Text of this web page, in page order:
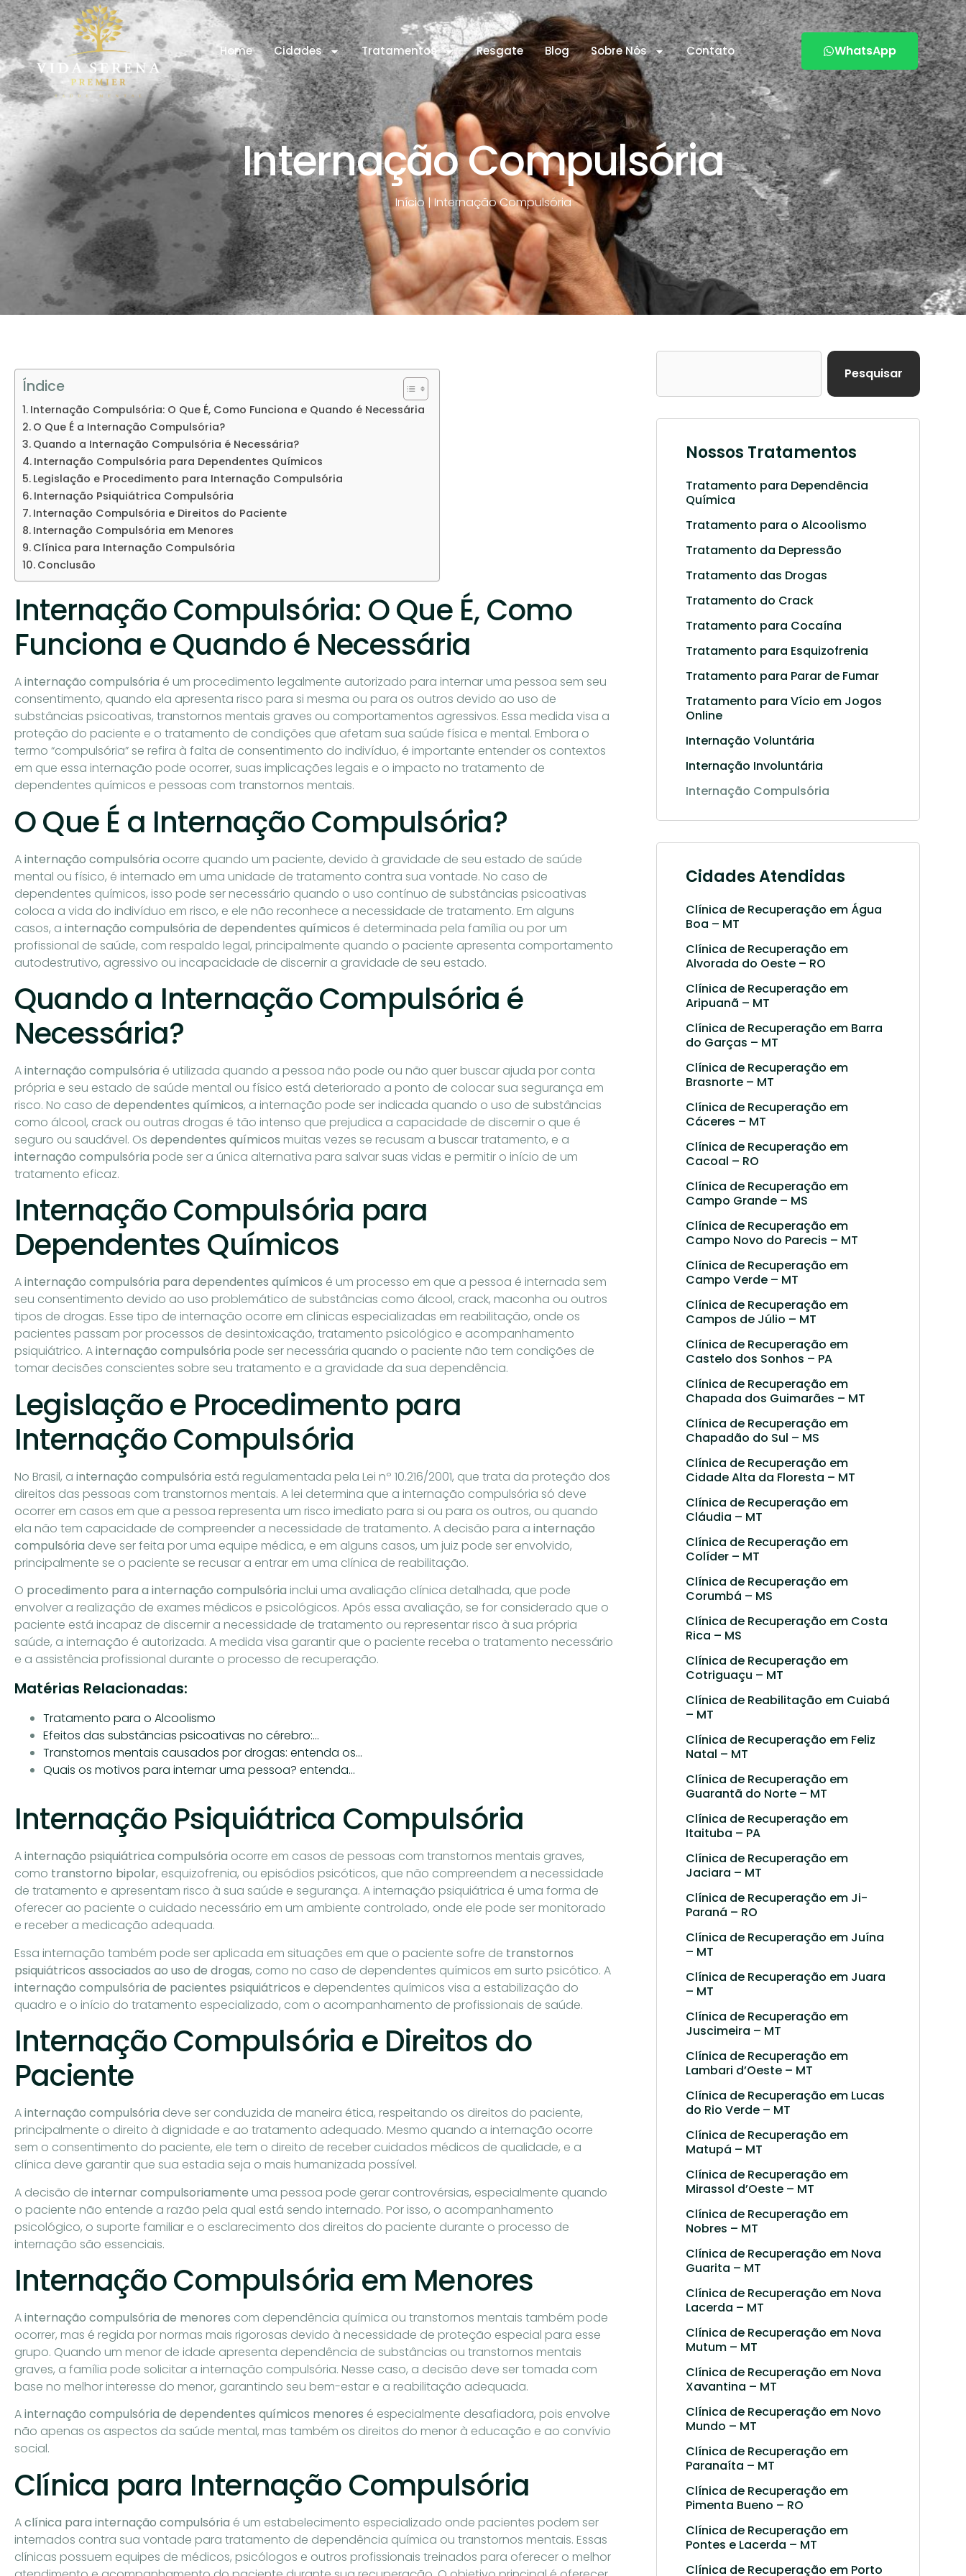
Home Cidades Tratamentos Resgate Blog Sobre Nós Contato WhatsApp
Internação Compulsória
Início| Internação Compulsória
Índice
Internação Compulsória: O Que É, Como Funciona e Quando é Necessária
O Que É a Internação Compulsória?
Quando a Internação Compulsória é Necessária?
Internação Compulsória para Dependentes Químicos
Legislação e Procedimento para Internação Compulsória
Internação Psiquiátrica Compulsória
Internação Compulsória e Direitos do Paciente
Internação Compulsória em Menores
Clínica para Internação Compulsória
Conclusão
Internação Compulsória: O Que É, Como
Funciona e Quando é Necessária
Ainternação compulsória é um procedimento legalmente autorizado para internar uma pessoa sem seu
consentimento, quando ela apresenta risco para si mesma ou para os outros devido ao uso de
substâncias psicoativas, transtornos mentais graves ou comportamentos agressivos. Essa medida visa a
proteção do paciente e o tratamento de condições que afetam sua saúde física e mental. Embora o
termo “compulsória” se refira à falta de consentimento do indivíduo, é importante entender os contextos
em que essa internação pode ocorrer, suas implicações legais e o impacto no tratamento de
dependentes químicos e pessoas com transtornos mentais.
O Que É a Internação Compulsória?
Ainternação compulsória ocorre quando um paciente, devido à gravidade de seu estado de saúde
mental ou físico, é internado em uma unidade de tratamento contra sua vontade. No caso de
dependentes químicos, isso pode ser necessário quando o uso contínuo de substâncias psicoativas
coloca a vida do indivíduo em risco, e ele não reconhece a necessidade de tratamento. Em alguns
casos, a internação compulsória de dependentes químicos é determinada pela família ou por um
profissional de saúde, com respaldo legal, principalmente quando o paciente apresenta comportamento
autodestrutivo, agressivo ou incapacidade de discernir a gravidade de seu estado.
Quando a Internação Compulsória é
Necessária?
Ainternação compulsória é utilizada quando a pessoa não pode ou não quer buscar ajuda por conta
própria e seu estado de saúde mental ou físico está deteriorado a ponto de colocar sua segurança em
risco. No caso de dependentes químicos, a internação pode ser indicada quando o uso de substâncias
como álcool, crack ou outras drogas é tão intenso que prejudica a capacidade de discernir o que é
seguro ou saudável. Os dependentes químicos muitas vezes se recusam a buscar tratamento, e a
internação compulsória pode ser a única alternativa para salvar suas vidas e permitir o início de um
tratamento eficaz.
Internação Compulsória para
Dependentes Químicos
Ainternação compulsória para dependentes químicos é um processo em que a pessoa é internada sem
seu consentimento devido ao uso problemático de substâncias como álcool, crack, maconha ou outros
tipos de drogas. Esse tipo de internação ocorre em clínicas especializadas em reabilitação, onde os
pacientes passam por processos de desintoxicação, tratamento psicológico e acompanhamento
psiquiátrico. Ainternação compulsória pode ser necessária quando o paciente não tem condições de
tomar decisões conscientes sobre seu tratamento e a gravidade da sua dependência.
Legislação e Procedimento para
Internação Compulsória
No Brasil, a internação compulsória está regulamentada pela Lei nº 10.216/2001, que trata da proteção dos
direitos das pessoas com transtornos mentais. A lei determina que a internação compulsória só deve
ocorrer em casos em que a pessoa representa um risco imediato para si ou para os outros, ou quando
ela não tem capacidade de compreender a necessidade de tratamento. A decisão para a internação
compulsória deve ser feita por uma equipe médica, e em alguns casos, um juiz pode ser envolvido,
principalmente se o paciente se recusar a entrar em uma clínica de reabilitação.
O procedimento para a internação compulsória inclui uma avaliação clínica detalhada, que pode
envolver a realização de exames médicos e psicológicos. Após essa avaliação, se for considerado que o
paciente está incapaz de discernir a necessidade de tratamento ou representar risco à sua própria
saúde, a internação é autorizada. A medida visa garantir que o paciente receba o tratamento necessário
e a assistência profissional durante o processo de recuperação.
Matérias Relacionadas:
Tratamento para o Alcoolismo
Efeitos das substâncias psicoativas no cérebro:…
Transtornos mentais causados por drogas: entenda os…
Quais os motivos para internar uma pessoa? entenda…
Internação Psiquiátrica Compulsória
Ainternação psiquiátrica compulsória ocorre em casos de pessoas com transtornos mentais graves,
como transtorno bipolar, esquizofrenia, ou episódios psicóticos, que não compreendem a necessidade
de tratamento e apresentam risco à sua saúde e segurança. A internação psiquiátrica é uma forma de
oferecer ao paciente o cuidado necessário em um ambiente controlado, onde ele pode ser monitorado
e receber a medicação adequada.
Essa internação também pode ser aplicada em situações em que o paciente sofre de transtornos
psiquiátricos associados ao uso de drogas, como no caso de dependentes químicos em surto psicótico. A
internação compulsória de pacientes psiquiátricos e dependentes químicos visa a estabilização do
quadro e o início do tratamento especializado, com o acompanhamento de profissionais de saúde.
Internação Compulsória e Direitos do
Paciente
Ainternação compulsória deve ser conduzida de maneira ética, respeitando os direitos do paciente,
principalmente o direito à dignidade e ao tratamento adequado. Mesmo quando a internação ocorre
sem o consentimento do paciente, ele tem o direito de receber cuidados médicos de qualidade, e a
clínica deve garantir que sua estadia seja o mais humanizada possível.
A decisão de internar compulsoriamente uma pessoa pode gerar controvérsias, especialmente quando
o paciente não entende a razão pela qual está sendo internado. Por isso, o acompanhamento
psicológico, o suporte familiar e o esclarecimento dos direitos do paciente durante o processo de
internação são essenciais.
Internação Compulsória em Menores
Ainternação compulsória de menores com dependência química ou transtornos mentais também pode
ocorrer, mas é regida por normas mais rigorosas devido à necessidade de proteção especial para esse
grupo. Quando um menor de idade apresenta dependência de substâncias ou transtornos mentais
graves, a família pode solicitar a internação compulsória. Nesse caso, a decisão deve ser tomada com
base no melhor interesse do menor, garantindo seu bem-estar e a reabilitação adequada.
Ainternação compulsória de dependentes químicos menores é especialmente desafiadora, pois envolve
não apenas os aspectos da saúde mental, mas também os direitos do menor à educação e ao convívio
social.
Clínica para Internação Compulsória
Aclínica para internação compulsória é um estabelecimento especializado onde pacientes podem ser
internados contra sua vontade para tratamento de dependência química ou transtornos mentais. Essas
clínicas possuem equipes de médicos, psicólogos e outros profissionais treinados para oferecer o melhor
Pesquisar
Nossos Tratamentos
Tratamento para Dependência
Química
Tratamento para o Alcoolismo
Tratamento da Depressão
Tratamento das Drogas
Tratamento do Crack
Tratamento para Cocaína
Tratamento para Esquizofrenia
Tratamento para Parar de Fumar
Tratamento para Vício em Jogos
Online
Internação Voluntária
Internação Involuntária
Internação Compulsória
Cidades Atendidas
Clínica de Recuperação em Água
Boa – MT
Clínica de Recuperação em
Alvorada do Oeste – RO
Clínica de Recuperação em
Aripuanã – MT
Clínica de Recuperação em Barra
do Garças – MT
Clínica de Recuperação em
Brasnorte – MT
Clínica de Recuperação em
Cáceres – MT
Clínica de Recuperação em
Cacoal – RO
Clínica de Recuperação em
Campo Grande – MS
Clínica de Recuperação em
Campo Novo do Parecis – MT
Clínica de Recuperação em
Campo Verde – MT
Clínica de Recuperação em
Campos de Júlio – MT
Clínica de Recuperação em
Castelo dos Sonhos – PA
Clínica de Recuperação em
Chapada dos Guimarães – MT
Clínica de Recuperação em
Chapadão do Sul – MS
Clínica de Recuperação em
Cidade Alta da Floresta – MT
Clínica de Recuperação em
Cláudia – MT
Clínica de Recuperação em
Colíder – MT
Clínica de Recuperação em
Corumbá – MS
Clínica de Recuperação em Costa
Rica – MS
Clínica de Recuperação em
Cotriguaçu – MT
Clínica de Reabilitação em Cuiabá
– MT
Clínica de Recuperação em Feliz
Natal – MT
Clínica de Recuperação em
Guarantã do Norte – MT
Clínica de Recuperação em
Itaituba – PA
Clínica de Recuperação em
Jaciara – MT
Clínica de Recuperação em Ji-
Paraná – RO
Clínica de Recuperação em Juína
– MT
Clínica de Recuperação em Juara
– MT
Clínica de Recuperação em
Juscimeira – MT
Clínica de Recuperação em
Lambari d’Oeste – MT
Clínica de Recuperação em Lucas
do Rio Verde – MT
Clínica de Recuperação em
Matupá – MT
Clínica de Recuperação em
Mirassol d’Oeste – MT
Clínica de Recuperação em
Nobres – MT
Clínica de Recuperação em Nova
Guarita – MT
Clínica de Recuperação em Nova
Lacerda – MT
Clínica de Recuperação em Nova
Mutum – MT
Clínica de Recuperação em Nova
Xavantina – MT
Clínica de Recuperação em Novo
Mundo – MT
Clínica de Recuperação em
Paranaíta – MT
Clínica de Recuperação em
Pimenta Bueno – RO
Clínica de Recuperação em
Pontes e Lacerda – MT
Clínica de Recuperação em Porto